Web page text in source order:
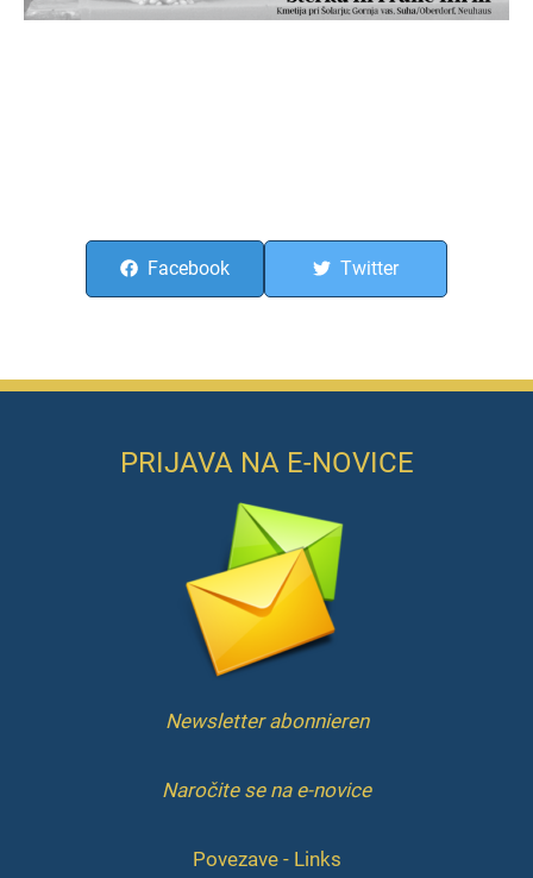
Facebook Twitter
PRIJAVA NA E-NOVICE
Newsletter abonnieren
Naročite se na e-novice
Povezave - Links